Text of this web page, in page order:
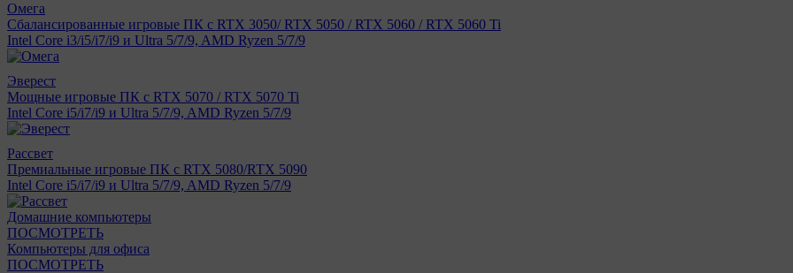
Омега
Сбалансированные игровые ПК с RTX 3050/ RTX 5050 / RTX 5060 / RTX 5060 Ti
Intel Core i3/i5/i7/i9 и Ultra 5/7/9, AMD Ryzen 5/7/9
Эверест
Мощные игровые ПК с RTX 5070 / RTX 5070 Ti
Intel Core i5/i7/i9 и Ultra 5/7/9, AMD Ryzen 5/7/9
Рассвет
Премиальные игровые ПК с RTX 5080/RTX 5090
Intel Core i5/i7/i9 и Ultra 5/7/9, AMD Ryzen 5/7/9
Домашние компьютеры
ПОСМОТРЕТЬ
Компьютеры для офиса
ПОСМОТРЕТЬ